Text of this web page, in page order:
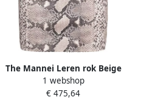
The Mannei Leren rok Beige
Dames
1 webshop
€ 475,64